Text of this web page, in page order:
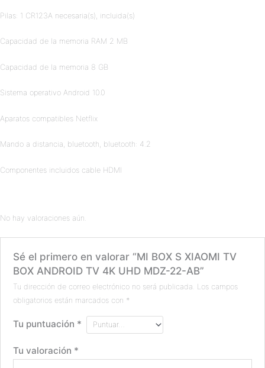
Pilas: 1 CR123A necesaria(s), incluida(s)
Capacidad de la memoria RAM 2 MB
Capacidad de la memoria 8 GB
Sistema operativo Android 10.0
Aparatos compatibles Netflix
Mando a distancia, bluetooth, bluetooth: 4.2
Componentes incluidos cable HDMI
No hay valoraciones aún.
Sé el primero en valorar “MI BOX S XIAOMI TV
BOX ANDROID TV 4K UHD MDZ-22-AB”
Tu dirección de correo electrónico no será publicada. Los campos
obligatorios están marcados con *
Tu puntuación *
Tu valoración *